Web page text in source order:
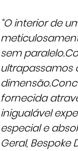
“O interior de
sem paralelo.
ultrapassamos
dimensão.
fornecida
inigualável
especial e
Geral, Bespoke